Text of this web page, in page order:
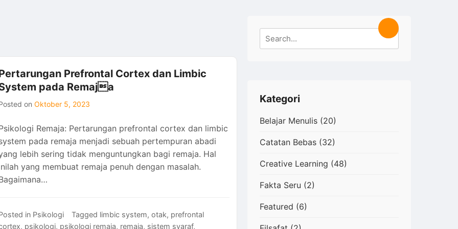
Prefrontal Cortex dan Limbic
pada Remaja
on Oktober 5, 2023
Remaja: Pertarungan prefrontal cortex dan limbic
pada remaja menjadi sebuah pertempuran abadi
lebih sering tidak menguntungkan bagi remaja. Hal
yang membuat remaja penuh dengan masalah.
in Psikologi Tagged limbic system, otak, prefrontal
, psikologi, psikologi remaja, remaja, sistem syaraf,
Search
for:
Search
Kategori
Belajar Menulis (20)
Catatan Bebas (32)
Creative Learning (48)
Fakta Seru (2)
Featured (6)